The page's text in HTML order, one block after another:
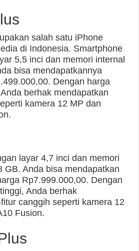
salah satu iPhone
di Indonesia. Smartphone
5,5 inci dan memori internal
bisa mendapatkannya
Dengan harga
berhak mendapatkan
kamera 12 MP dan
layar 4,7 inci dan memori
GB. Anda bisa mendapatkan
Rp7.999.000,00. Dengan
Anda berhak
canggih seperti kamera 12
Fusion.